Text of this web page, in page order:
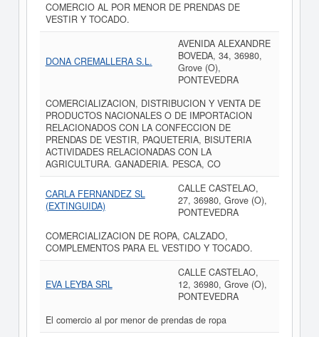
COMERCIO AL POR MENOR DE PRENDAS DE
VESTIR Y TOCADO.
DONA CREMALLERA S.L.
AVENIDA ALEXANDRE
BOVEDA, 34, 36980,
Grove (O),
PONTEVEDRA
COMERCIALIZACION, DISTRIBUCION Y VENTA DE
PRODUCTOS NACIONALES O DE IMPORTACION
RELACIONADOS CON LA CONFECCION DE
PRENDAS DE VESTIR, PAQUETERIA, BISUTERIA
ACTIVIDADES RELACIONADAS CON LA
AGRICULTURA. GANADERIA. PESCA, CO
CARLA FERNANDEZ SL
(EXTINGUIDA)
CALLE CASTELAO,
27, 36980, Grove (O),
PONTEVEDRA
COMERCIALIZACION DE ROPA, CALZADO,
COMPLEMENTOS PARA EL VESTIDO Y TOCADO.
EVA LEYBA SRL
CALLE CASTELAO,
12, 36980, Grove (O),
PONTEVEDRA
El comercio al por menor de prendas de ropa